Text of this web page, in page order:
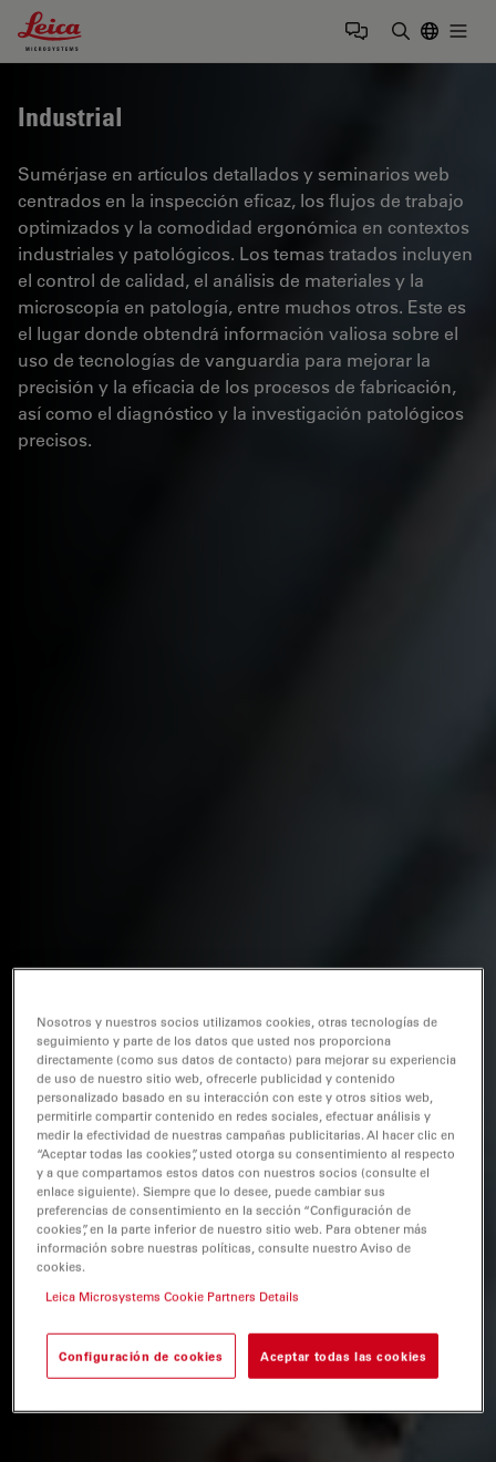
Leica Microsystems Logo
Industrial
Sumérjase en artículos detallados y seminarios web
centrados en la inspección eficaz, los flujos de trabajo
optimizados y la comodidad ergonómica en contextos
industriales y patológicos. Los temas tratados incluyen
el control de calidad, el análisis de materiales y la
microscopía en patología, entre muchos otros. Este es
el lugar donde obtendrá información valiosa sobre el
uso de tecnologías de vanguardia para mejorar la
precisión y la eficacia de los procesos de fabricación,
así como el diagnóstico y la investigación patológicos
precisos.
Nosotros y nuestros socios utilizamos cookies, otras tecnologías de
seguimiento y parte de los datos que usted nos proporciona
directamente (como sus datos de contacto) para mejorar su experiencia
de uso de nuestro sitio web, ofrecerle publicidad y contenido
personalizado basado en su interacción con este y otros sitios web,
permitirle compartir contenido en redes sociales, efectuar análisis y
medir la efectividad de nuestras campañas publicitarias. Al hacer clic en
“Aceptar todas las cookies”, usted otorga su consentimiento al respecto
y a que compartamos estos datos con nuestros socios (consulte el
enlace siguiente). Siempre que lo desee, puede cambiar sus
preferencias de consentimiento en la sección “Configuración de
cookies”, en la parte inferior de nuestro sitio web. Para obtener más
información sobre nuestras políticas, consulte nuestro Aviso de
cookies.
Leica Microsystems Cookie Partners Details
Configuración de cookies Aceptar todas las cookies